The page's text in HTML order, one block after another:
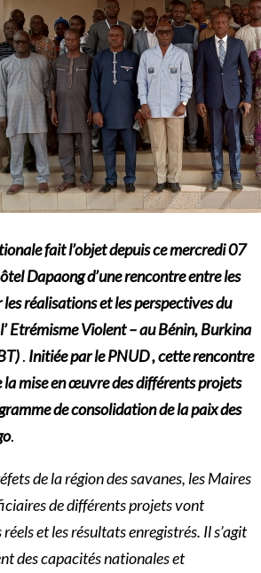
fait l’objet depuis ce mercredi 07
Dapaong d’une rencontre entre les
réalisations et les perspectives du
Etrémisme Violent – au Bénin, Burkina
. Initiée par le PNUD , cette rencontre
la mise en œuvre des différents projets
de consolidation de la paix des
.
de la région des savanes, les Maires
de différents projets vont
et les résultats enregistrés. Il s’agit
des capacités nationales et